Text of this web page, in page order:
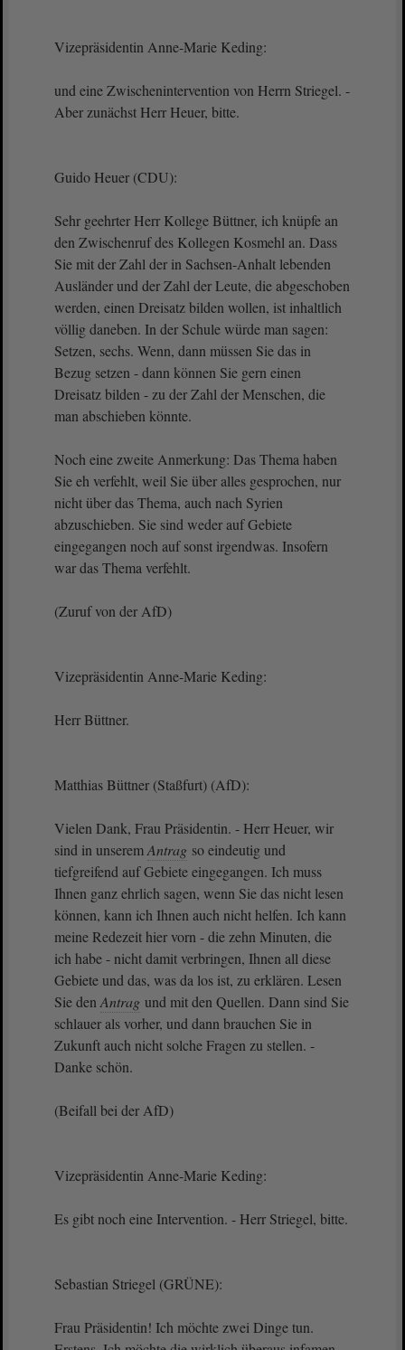
Vizepräsidentin Anne-Marie Keding:
und eine Zwischenintervention von Herrn Striegel. -
Aber zunächst Herr Heuer, bitte.
Guido Heuer (CDU):
Sehr geehrter Herr Kollege Büttner, ich knüpfe an
den Zwischenruf des Kollegen Kosmehl an. Dass
Sie mit der Zahl der in Sachsen-Anhalt lebenden
Ausländer und der Zahl der Leute, die abgeschoben
werden, einen Dreisatz bilden wollen, ist inhaltlich
völlig daneben. In der Schule würde man sagen:
Setzen, sechs. Wenn, dann müssen Sie das in
Bezug setzen - dann können Sie gern einen
Dreisatz bilden - zu der Zahl der Menschen, die
man abschieben könnte.
Noch eine zweite Anmerkung: Das Thema haben
Sie eh verfehlt, weil Sie über alles gesprochen, nur
nicht über das Thema, auch nach Syrien
abzuschieben. Sie sind weder auf Gebiete
eingegangen noch auf sonst irgendwas. Insofern
war das Thema verfehlt.
(Zuruf von der AfD)
Vizepräsidentin Anne-Marie Keding:
Herr Büttner.
Matthias Büttner (Staßfurt) (AfD):
Vielen Dank, Frau Präsidentin. - Herr Heuer, wir
sind in unseremAntrag so eindeutig und
tiefgreifend auf Gebiete eingegangen. Ich muss
Ihnen ganz ehrlich sagen, wenn Sie das nicht lesen
können, kann ich Ihnen auch nicht helfen. Ich kann
meine Redezeit hier vorn - die zehn Minuten, die
ich habe - nicht damit verbringen, Ihnen all diese
Gebiete und das, was da los ist, zu erklären. Lesen
Sie den Antrag und mit den Quellen. Dann sind Sie
schlauer als vorher, und dann brauchen Sie in
Zukunft auch nicht solche Fragen zu stellen. -
Danke schön.
(Beifall bei der AfD)
Vizepräsidentin Anne-Marie Keding:
Es gibt noch eine Intervention. - Herr Striegel, bitte.
Sebastian Striegel (GRÜNE):
Frau Präsidentin! Ich möchte zwei Dinge tun.